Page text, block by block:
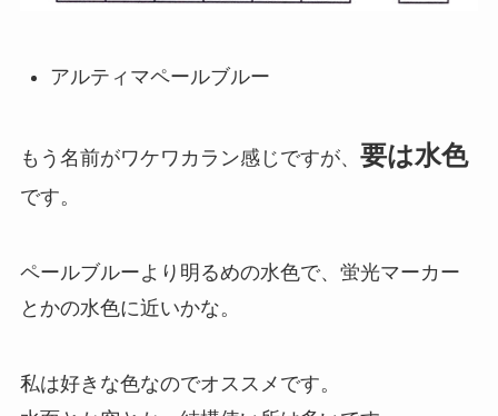
アルティマペールブルー
もう名前がワケワカラン感じですが、 要は水色
です。
ペールブルーより明るめの水色で、蛍光マーカー
とかの水色に近いかな。
私は好きな色なのでオススメです。